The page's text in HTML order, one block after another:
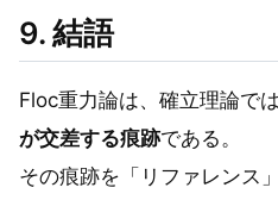
9. 結語
Floc重力論は、確立理論では
が交差する痕跡である。
その痕跡を「リファレンス